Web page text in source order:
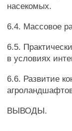
насекомых.
6.4. Массовое
6.5.
в условиях
6.6. Развитие
ВЫВОДЫ.